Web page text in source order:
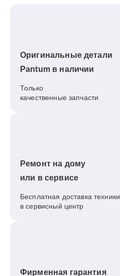
Оригинальные детали
Pantum в наличии
Только
качественные запчасти
Ремонт на дому
или в сервисе
Бесплатная доставка техники
в сервисный центр
Фирменная гарантия